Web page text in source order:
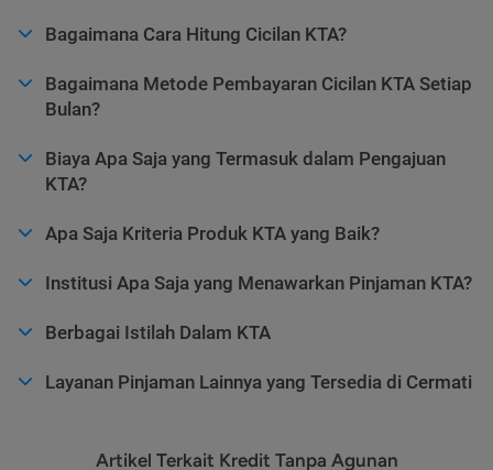
Bagaimana Cara Hitung Cicilan KTA?
Bagaimana Metode Pembayaran Cicilan KTA Setiap
Bulan?
Biaya Apa Saja yang Termasuk dalam Pengajuan
KTA?
Apa Saja Kriteria Produk KTA yang Baik?
Institusi Apa Saja yang Menawarkan Pinjaman KTA?
Berbagai Istilah Dalam KTA
Layanan Pinjaman Lainnya yang Tersedia di Cermati
Artikel Terkait Kredit Tanpa Agunan